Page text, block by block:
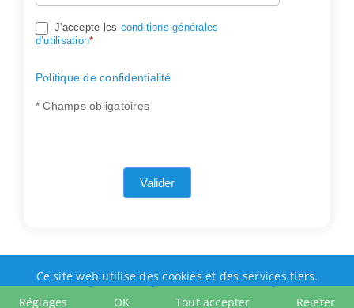
J'accepte les conditions générales
d’utilisation*
Politique de confidentialité
* Champs obligatoires
Valider
Ce site web utilise des cookies et des services tiers.
Réglages
OK Tout accepter Rejeter